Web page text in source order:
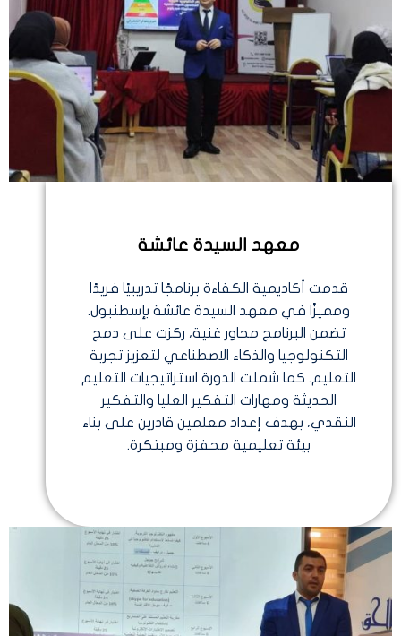
معهد السيدة عائشة
قدمت أكاديمية الكفاءة برنامجًا تدريبيًا فريدًا
ومميزًا في معهد السيدة عائشة بإسطنبول.
تضمن البرنامج محاور غنية، ركزت على دمج
التكنولوجيا والذكاء الاصطناعي لتعزيز تجربة
التعليم. كما شملت الدورة استراتيجيات التعليم
الحديثة ومهارات التفكير العليا والتفكير
النقدي، بهدف إعداد معلمين قادرين على بناء
بيئة تعليمية محفزة ومبتكرة.